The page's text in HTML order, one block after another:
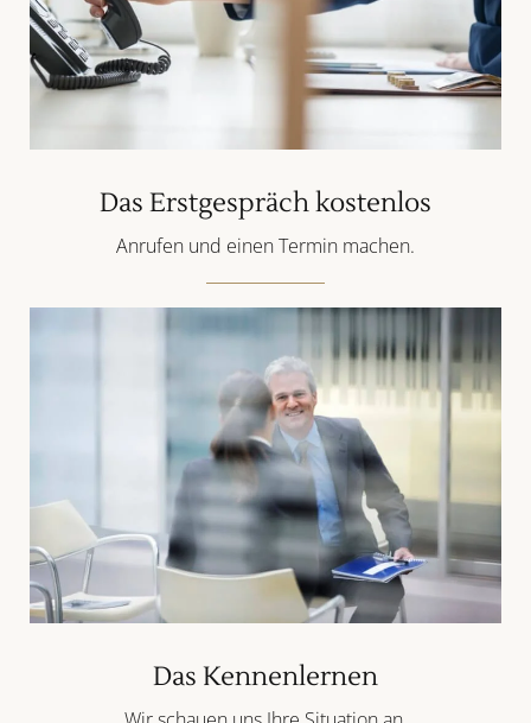
Das Erstgespräch kostenlos
Anrufen und einen Termin machen.
Das Kennenlernen